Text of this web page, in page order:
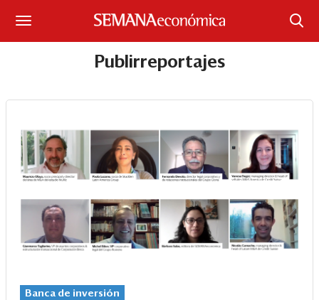
¿Qué está pasando?
Management
Economía y Finanzas
Legal y Política
Publirreportajes
Banca de inversión